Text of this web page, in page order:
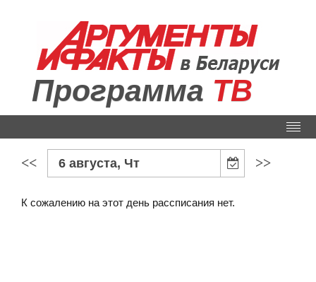
Программа ТВ
<< 6 августа, Чт >>
К сожалению на этот день рассписания нет.